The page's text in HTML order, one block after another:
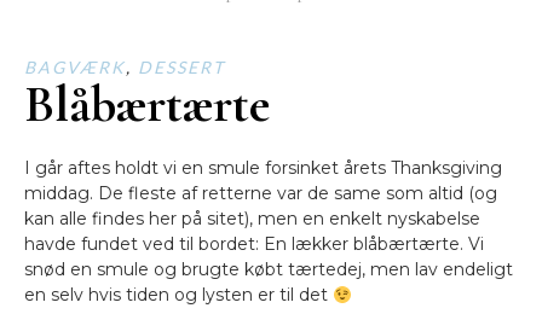
BAGVÆRK, DESSERT
Blåbærtærte
I går aftes holdt vi en smule forsinket årets Thanksgiving
middag. De fleste af retterne var de same som altid (og
kan alle findes her på sitet), men en enkelt nyskabelse
havde fundet ved til bordet: En lækker blåbærtærte. Vi
snød en smule og brugte købt tærtedej, men lav endeligt
en selv hvis tiden og lysten er til det